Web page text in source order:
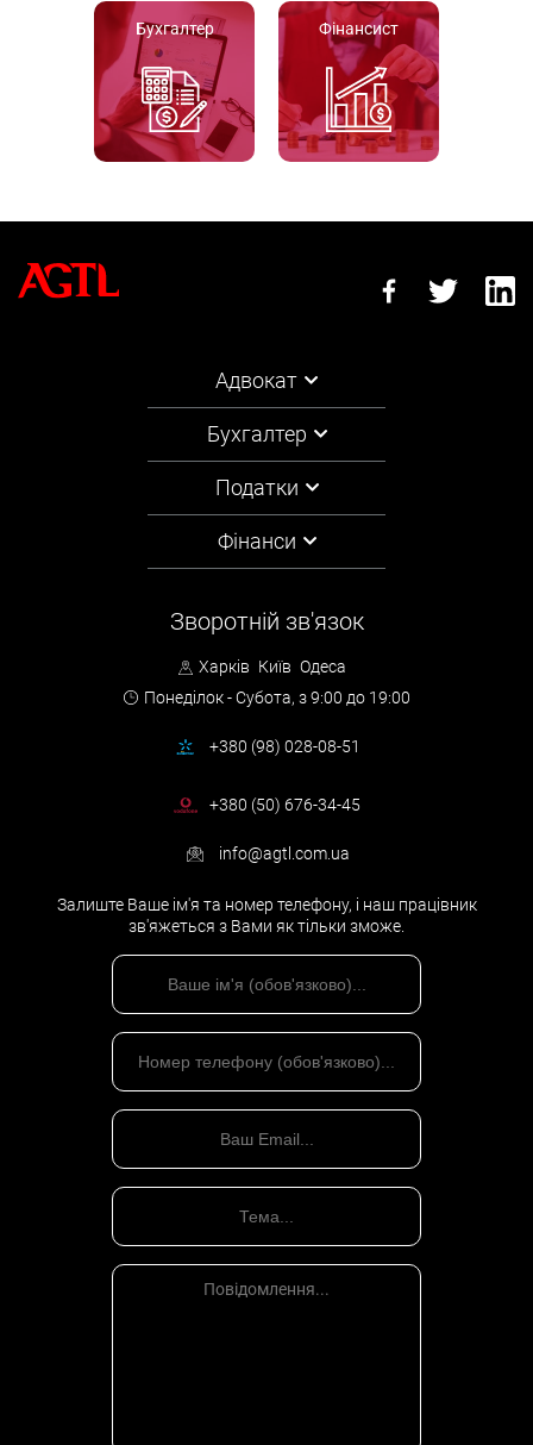
Бухгалтер Фінансист
Адвокат
Бухгалтер
Податки
Фінанси
Зворотній зв'язок
Харків Київ Одеса
Понеділок - Субота, з 9:00 до 19:00
+380 (98) 028-08-51
+380 (50) 676-34-45
info@agtl.com.ua
Залиште Ваше ім'я та номер телефону, і наш працівник
зв'яжеться з Вами як тільки зможе.